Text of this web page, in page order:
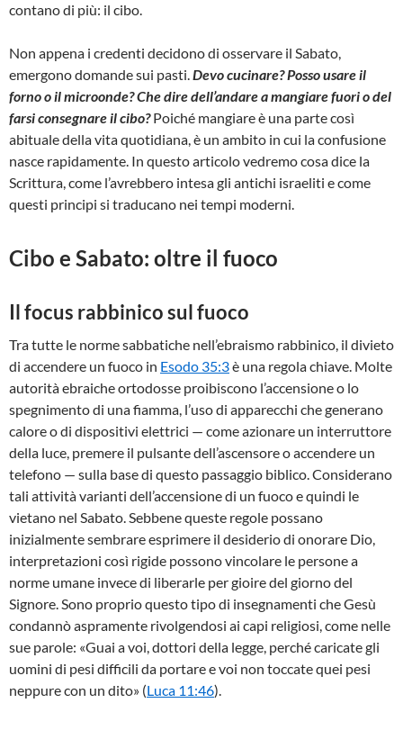
contano di più: il cibo.
Non appena i credenti decidono di osservare il Sabato,
emergono domande sui pasti.Devo cucinare? Posso usare il
forno o il microonde? Che dire dell’andare a mangiare fuori o del
farsi consegnare il cibo?Poiché mangiare è una parte così
abituale della vita quotidiana, è un ambito in cui la confusione
nasce rapidamente. In questo articolo vedremo cosa dice la
Scrittura, come l’avrebbero intesa gli antichi israeliti e come
questi principi si traducano nei tempi moderni.
Cibo e Sabato: oltre il fuoco
Il focus rabbinico sul fuoco
Tra tutte le norme sabbatiche nell’ebraismo rabbinico, il divieto
di accendere un fuoco in Esodo 35:3è una regola chiave. Molte
autorità ebraiche ortodosse proibiscono l’accensione o lo
spegnimento di una fiamma, l’uso di apparecchi che generano
calore o di dispositivi elettrici — come azionare un interruttore
della luce, premere il pulsante dell’ascensore o accendere un
telefono — sulla base di questo passaggio biblico. Considerano
tali attività varianti dell’accensione di un fuoco e quindi le
vietano nel Sabato. Sebbene queste regole possano
inizialmente sembrare esprimere il desiderio di onorare Dio,
interpretazioni così rigide possono vincolare le persone a
norme umane invece di liberarle per gioire del giorno del
Signore. Sono proprio questo tipo di insegnamenti che Gesù
condannò aspramente rivolgendosi ai capi religiosi, come nelle
sue parole: «Guai a voi, dottori della legge, perché caricate gli
uomini di pesi difficili da portare e voi non toccate quei pesi
neppure con un dito» (Luca 11:46).